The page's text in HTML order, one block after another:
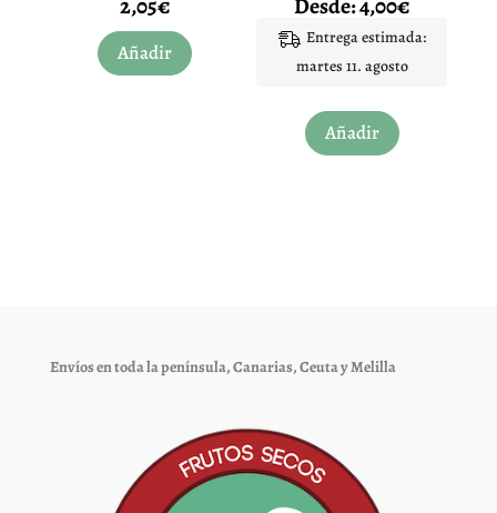
de
producto
con
2,05€
Añadir
con
de 5
Desde:4,00€
Entrega estimada:
martes 11. agosto
Añadir
producto
Envíos en toda la península, Canarias, Ceuta y Melilla